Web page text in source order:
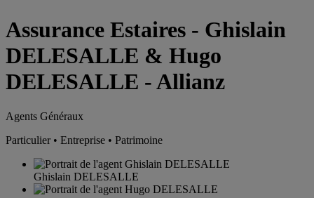
Assurance Estaires - Ghislain
DELESALLE & Hugo
DELESALLE - Allianz
Agents Généraux
Particulier • Entreprise • Patrimoine
Ghislain DELESALLE